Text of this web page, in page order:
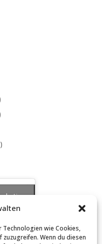
Technologien wie Cookies,
Wenn du diesen